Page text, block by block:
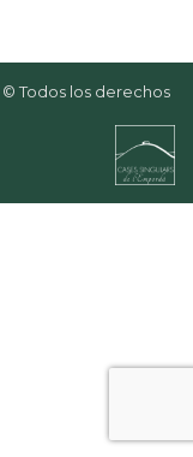
Todos los derechos